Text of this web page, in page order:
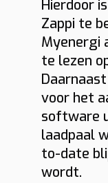
Hierdoor
Zappi te
Myenergi
te lezen
voor het
software
laadpaal
to-date
wordt.